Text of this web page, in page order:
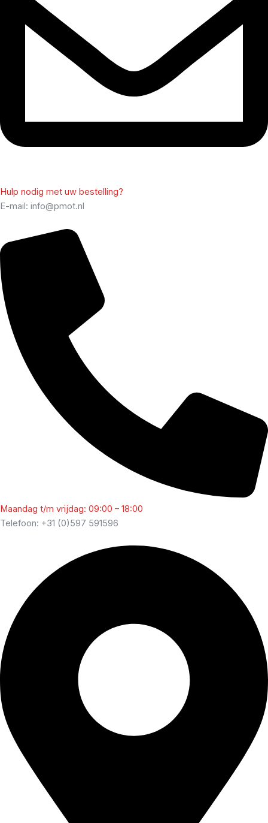
Hulp nodig met uw bestelling?
E-mail: info@pmot.nl
Maandag t/m vrijdag: 09:00 – 18:00
Telefoon: +31 (0)597 591596